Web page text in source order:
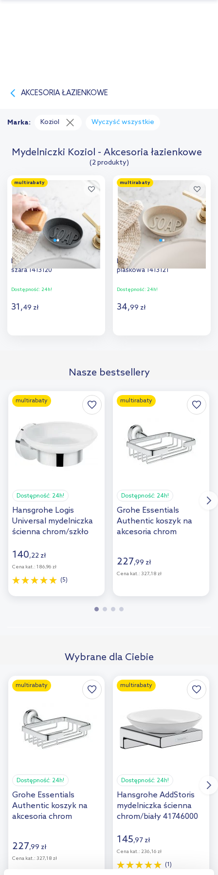
AKCESORIA ŁAZIENKOWE
Mydelniczki Koziol - Akcesoria łazienkowe
(2 produkty)
Marka: Koziol Wyczyść wszystkie
multirabaty
Koziol Soap mydelniczka
szara 1413120
Dostępność: 24h!
31,49 zł
porównania
multirabaty
Koziol Soap mydelniczka
piaskowa 1413121
Dostępność: 24h!
34,99 zł
porównania
Nasze bestsellery
multirabaty
Dostępność: 24h!
Hansgrohe Logis
Universal mydelniczka
ścienna chrom/szkło
140,22 zł
Cena kat.: 186,96 zł
(5)
multirabaty
Dostępność: 24h!
Grohe Essentials
Authentic koszyk na
akcesoria chrom
227,99 zł
Cena kat.: 327,18 zł
Wybrane dla Ciebie
multirabaty
Dostępność: 24h!
Grohe Essentials
Authentic koszyk na
akcesoria chrom
227,99 zł
Cena kat.: 327,18 zł
multirabaty
Dostępność: 24h!
Hansgrohe AddStoris
mydelniczka ścienna
chrom/biały 41746000
145,97 zł
Cena kat.: 236,16 zł
(1)